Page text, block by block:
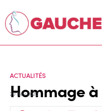
ACTUALITÉS
Hommage
20 Nov 2020